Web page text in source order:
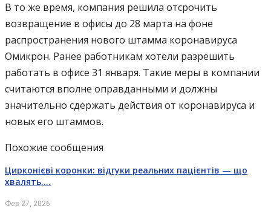
В то же время, компания решила отсрочить
возвращение в офисы до 28 марта на фоне
распространения нового штамма коронавируса
Омикрон. Ранее работникам хотели разрешить
работать в офисе 31 января. Такие меры в компании
считаются вполне оправданными и должны
значительно сдержать действия от коронавируса и
новых его штаммов.
Похожие сообщения
Цирконієві коронки: відгуки реальних пацієнтів — що
хвалять,…
Фев 27, 2026